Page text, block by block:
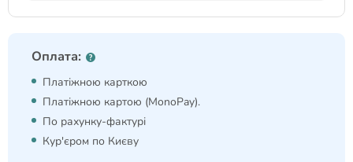
Оплата:
Платіжною карткою
Платіжною картою (MonoPay).
По рахунку-фактурі
Кур'єром по Києву